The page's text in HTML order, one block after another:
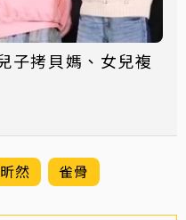
拷貝媽、女兒複
然 雀骨